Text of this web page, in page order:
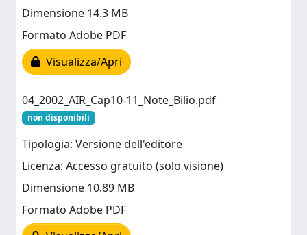
Dimensione 14.3 MB
Formato Adobe PDF
Visualizza/Apri
04_2002_AIR_Cap10-11_Note_Bilio.pdf
non disponibili
Tipologia: Versione dell'editore
Licenza: Accesso gratuito (solo visione)
Dimensione 10.89 MB
Formato Adobe PDF